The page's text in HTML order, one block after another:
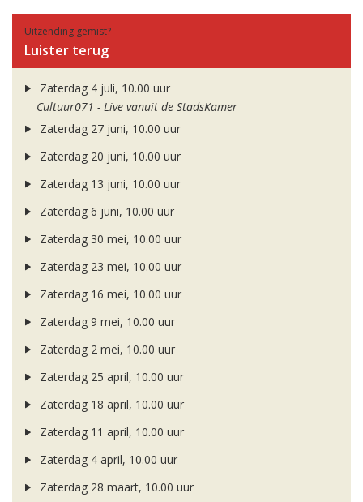
Uitzending gemist?
Luister terug
Zaterdag 4 juli, 10.00 uur
Cultuur071 - Live vanuit de StadsKamer
Zaterdag 27 juni, 10.00 uur
Zaterdag 20 juni, 10.00 uur
Zaterdag 13 juni, 10.00 uur
Zaterdag 6 juni, 10.00 uur
Zaterdag 30 mei, 10.00 uur
Zaterdag 23 mei, 10.00 uur
Zaterdag 16 mei, 10.00 uur
Zaterdag 9 mei, 10.00 uur
Zaterdag 2 mei, 10.00 uur
Zaterdag 25 april, 10.00 uur
Zaterdag 18 april, 10.00 uur
Zaterdag 11 april, 10.00 uur
Zaterdag 4 april, 10.00 uur
Zaterdag 28 maart, 10.00 uur